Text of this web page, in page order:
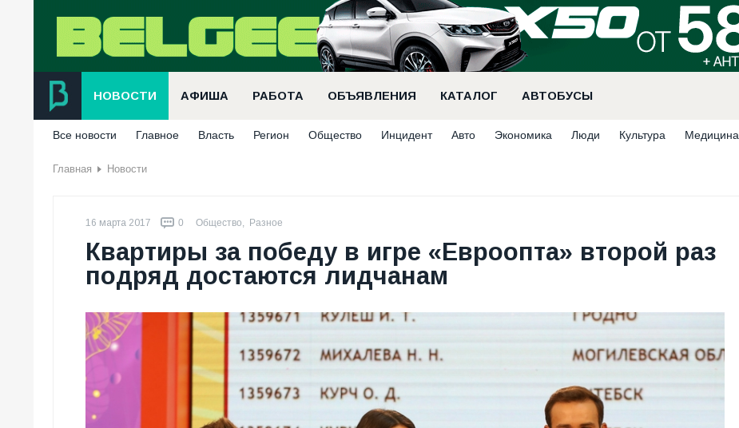
НОВОСТИ АФИША РАБОТА ОБЪЯВЛЕНИЯ КАТАЛОГ АВТОБУСЫ
Все новости Главное Власть Регион Общество Инцидент Авто Экономика Люди Культура Медицина
Главная Новости
16 марта 2017 0 Общество, Разное
Квартиры за победу в игре «Евроопта» второй раз
подряд достаются лидчанам